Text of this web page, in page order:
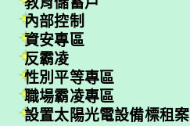
內部控制
資安專區
反霸凌
性別平等專區
職場霸凌專區
設置太陽光電設備標租案